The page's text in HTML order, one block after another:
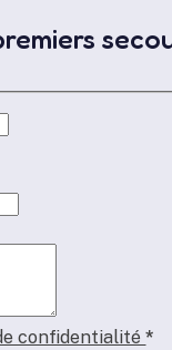
confidentialité*